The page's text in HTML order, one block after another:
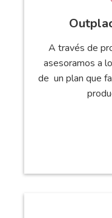
A través de
asesoramos a
de un plan que